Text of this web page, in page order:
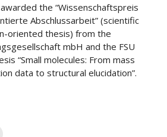
the “Wissenschaftspreis
Abschlussarbeit” (scientific
oriented thesis) from the
mbH and the FSU
“Small molecules: From mass
data to structural elucidation”.